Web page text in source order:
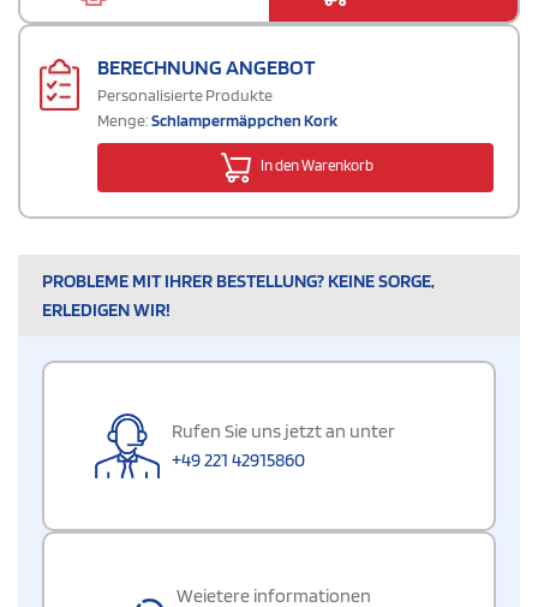
BERECHNUNG ANGEBOT
Personalisierte Produkte
Menge:Schlampermäppchen Kork
In den Warenkorb
PROBLEME MIT IHRER BESTELLUNG? KEINE SORGE,
ERLEDIGEN WIR!
Rufen Sie uns jetzt an unter
+49 221 42915860
Weietere informationen